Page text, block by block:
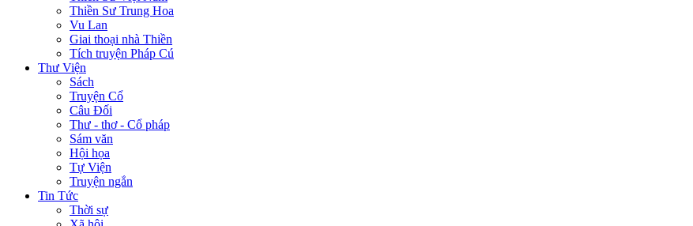
Thiền Sư Trung Hoa
Vu Lan
Giai thoại nhà Thiền
Tích truyện Pháp Cú
Thư Viện
Sách
Truyện Cổ
Câu Đối
Thư - thơ - Cổ pháp
Sám văn
Hội họa
Tự Viện
Truyện ngắn
Tin Tức
Thời sự